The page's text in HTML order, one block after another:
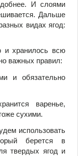
И слоями
Дальше
видах ягод:
и хранилось всю
важных правил:
и обязательно
варенье,
сухими.
использовать
берется в
твердых ягод и